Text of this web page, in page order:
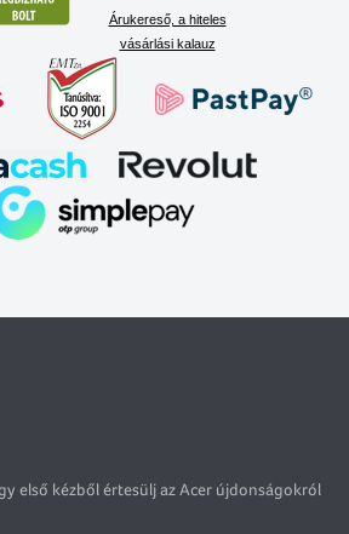
Árukereső, a hiteles
vásárlási kalauz
első kézből értesülj az Acer újdonságokról